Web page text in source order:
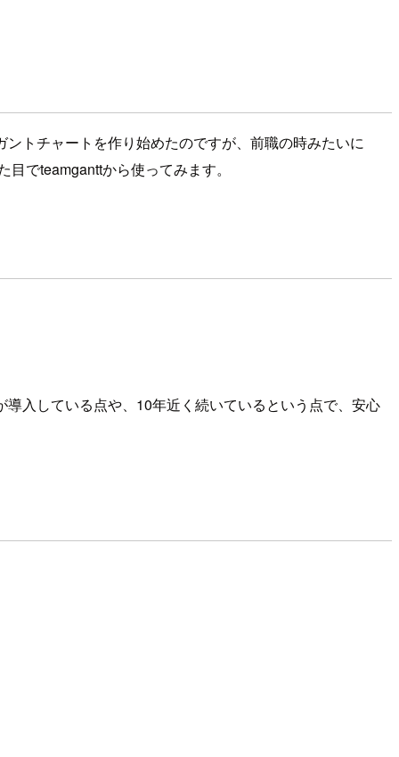
トチャートを作り始めたのですが、前職の時みたいに
でteamganttから使ってみます。
入している点や、10年近く続いているという点で、安心